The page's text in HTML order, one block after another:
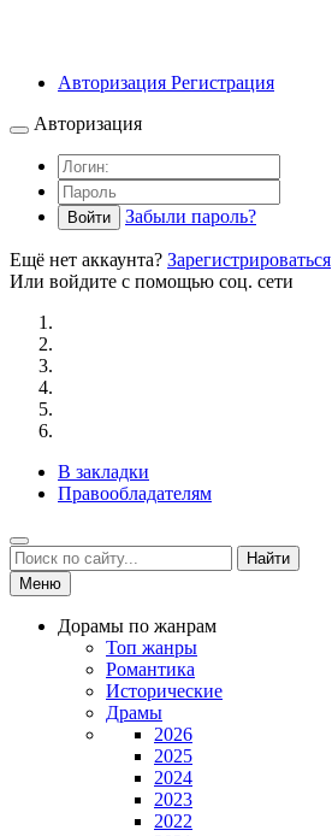
Авторизация Регистрация
Авторизация
Войти Забыли пароль?
Ещё нет аккаунта? Зарегистрироваться
Или войдите с помощью соц. сети
В закладки
Правообладателям
Найти
Меню
Дорамы по жанрам
Топ жанры
Романтика
Исторические
Драмы
2026
2025
2024
2023
2022